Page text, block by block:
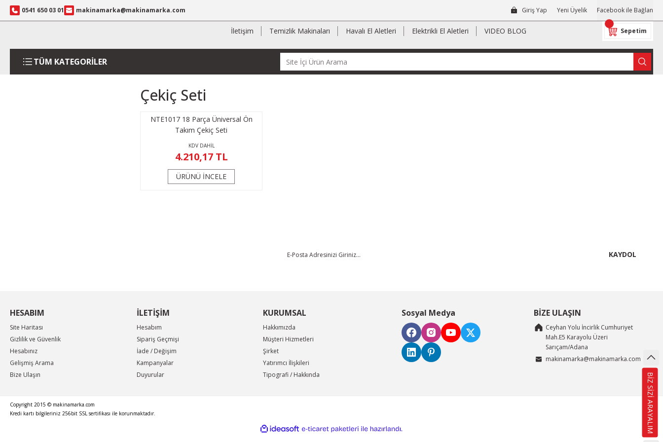
0541 650 03 01 makinamarka@makinamarka.com Giriş Yap Yeni Üyelik Facebook ile Bağlan
İletişim Temizlik Makinaları Havalı El Aletleri Elektrikli El Aletleri VIDEO BLOG Sepetim
TÜM KATEGORİLER
Çekiç Seti
NTE1017 18 Parça Üniversal Ön
Takım Çekiç Seti
KDV DAHİL
4.210,17 TL
ÜRÜNÜ İNCELE
KAYDOL
HESABIM
Site Haritası
Gizlilik ve Güvenlik
Hesabınız
Gelişmiş Arama
Bize Ulaşın
İLETİŞİM
Hesabım
Sipariş Geçmişi
İade / Değişim
Kampanyalar
Duyurular
KURUMSAL
Hakkımızda
Müşteri Hizmetleri
Şirket
Yatırımcı İlişkileri
Tipografi / Hakkında
Sosyal Medya BİZE ULAŞIN
Ceyhan Yolu İncirlik Cumhuriyet
Mah.E5 Karayolu Üzeri
Sarıçam/Adana
makinamarka@makinamarka.com
Copyright 2015 © makinamarka.com
Kredi kartı bilgileriniz 256bit SSL sertifikası ile korunmaktadır.
BİZ SİZİ ARAYALIM
ideasoft
e-